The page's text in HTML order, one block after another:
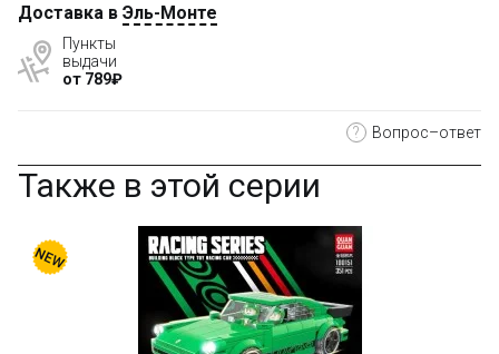
Доставка в Эль-Монте
Пункты
выдачи
от 789₽
? Вопрос–ответ
Также в этой серии